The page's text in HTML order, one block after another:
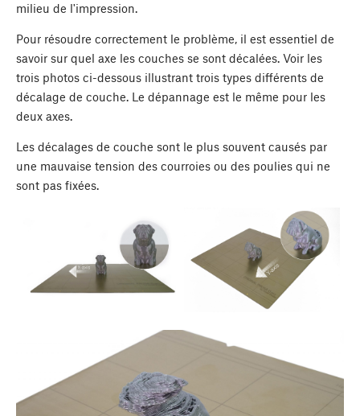
milieu de l'impression.
Pour résoudre correctement le problème, il est essentiel de
savoir sur quel axe les couches se sont décalées. Voir les
trois photos ci-dessous illustrant trois types différents de
décalage de couche. Le dépannage est le même pour les
deux axes.
Les décalages de couche sont le plus souvent causés par
une mauvaise tension des courroies ou des poulies qui ne
sont pas fixées.